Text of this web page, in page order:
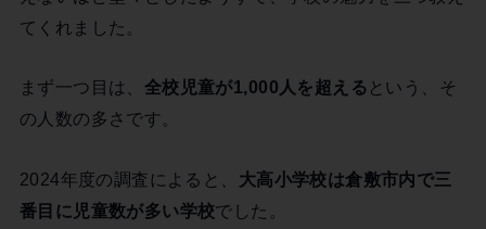
てくれました。
まず一つ目は、 全校児童が1,000人を超える という、そ
の人数の多さです。
2024年度の調査によると、 大高小学校は倉敷市内で三
番目に児童数が多い学校でした。